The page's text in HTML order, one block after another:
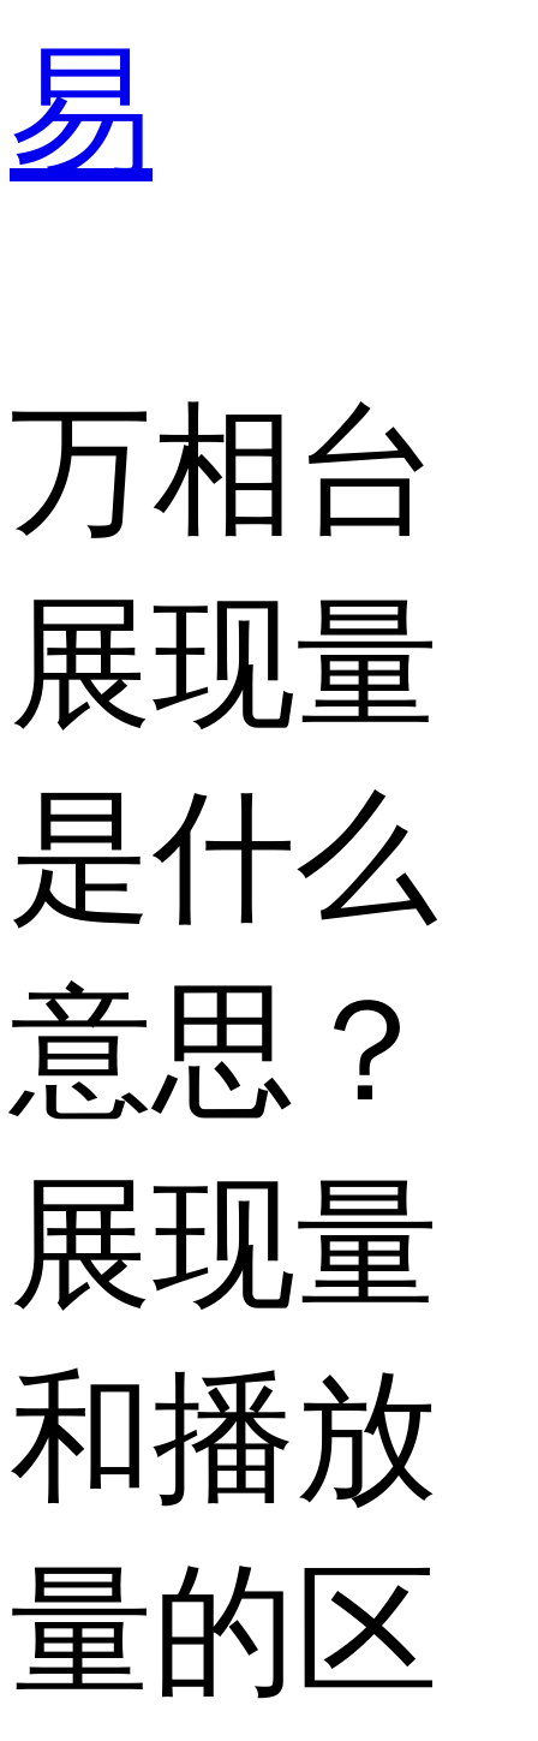
易
万相台
展现量
是什么
意思？
展现量
和播放
量的区